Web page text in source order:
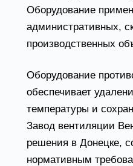
Оборудование
административных,
производственных
Оборудование
обеспечивает
температуры и
Завод вентиляции
решения в Донецке,
нормативным